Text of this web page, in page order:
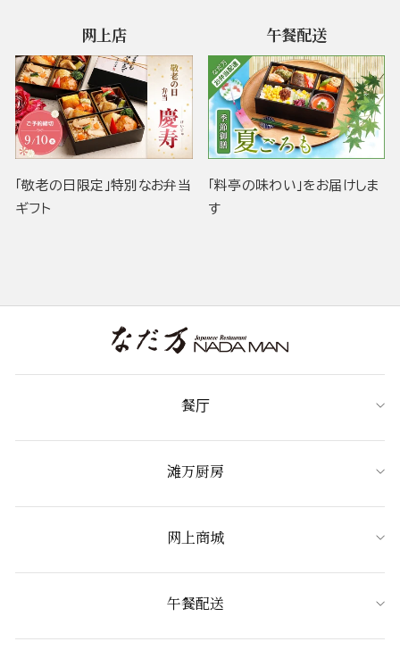
网上店
「敬老の日限定」特別なお弁当
ギフト
午餐配送
「料亭の味わい」をお届けしま
す
餐厅
滩万厨房
网上商城
午餐配送